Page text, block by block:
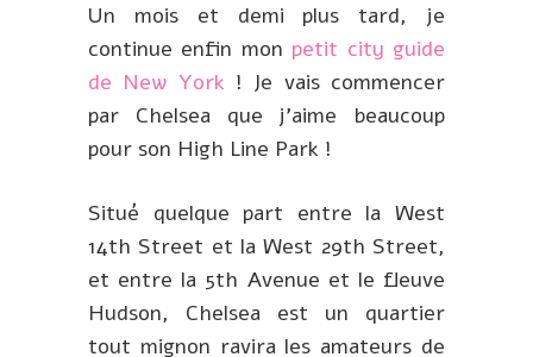
Un mois et demi plus tard, je
continue enfin mon petit city guide
de New York ! Je vais commencer
par Chelsea que j’aime beaucoup
pour son High Line Park !
Situé quelque part entre la West
14th Street et la West 29th Street,
et entre la 5th Avenue et le fleuve
Hudson, Chelsea est un quartier
tout mignon ravira les amateurs de